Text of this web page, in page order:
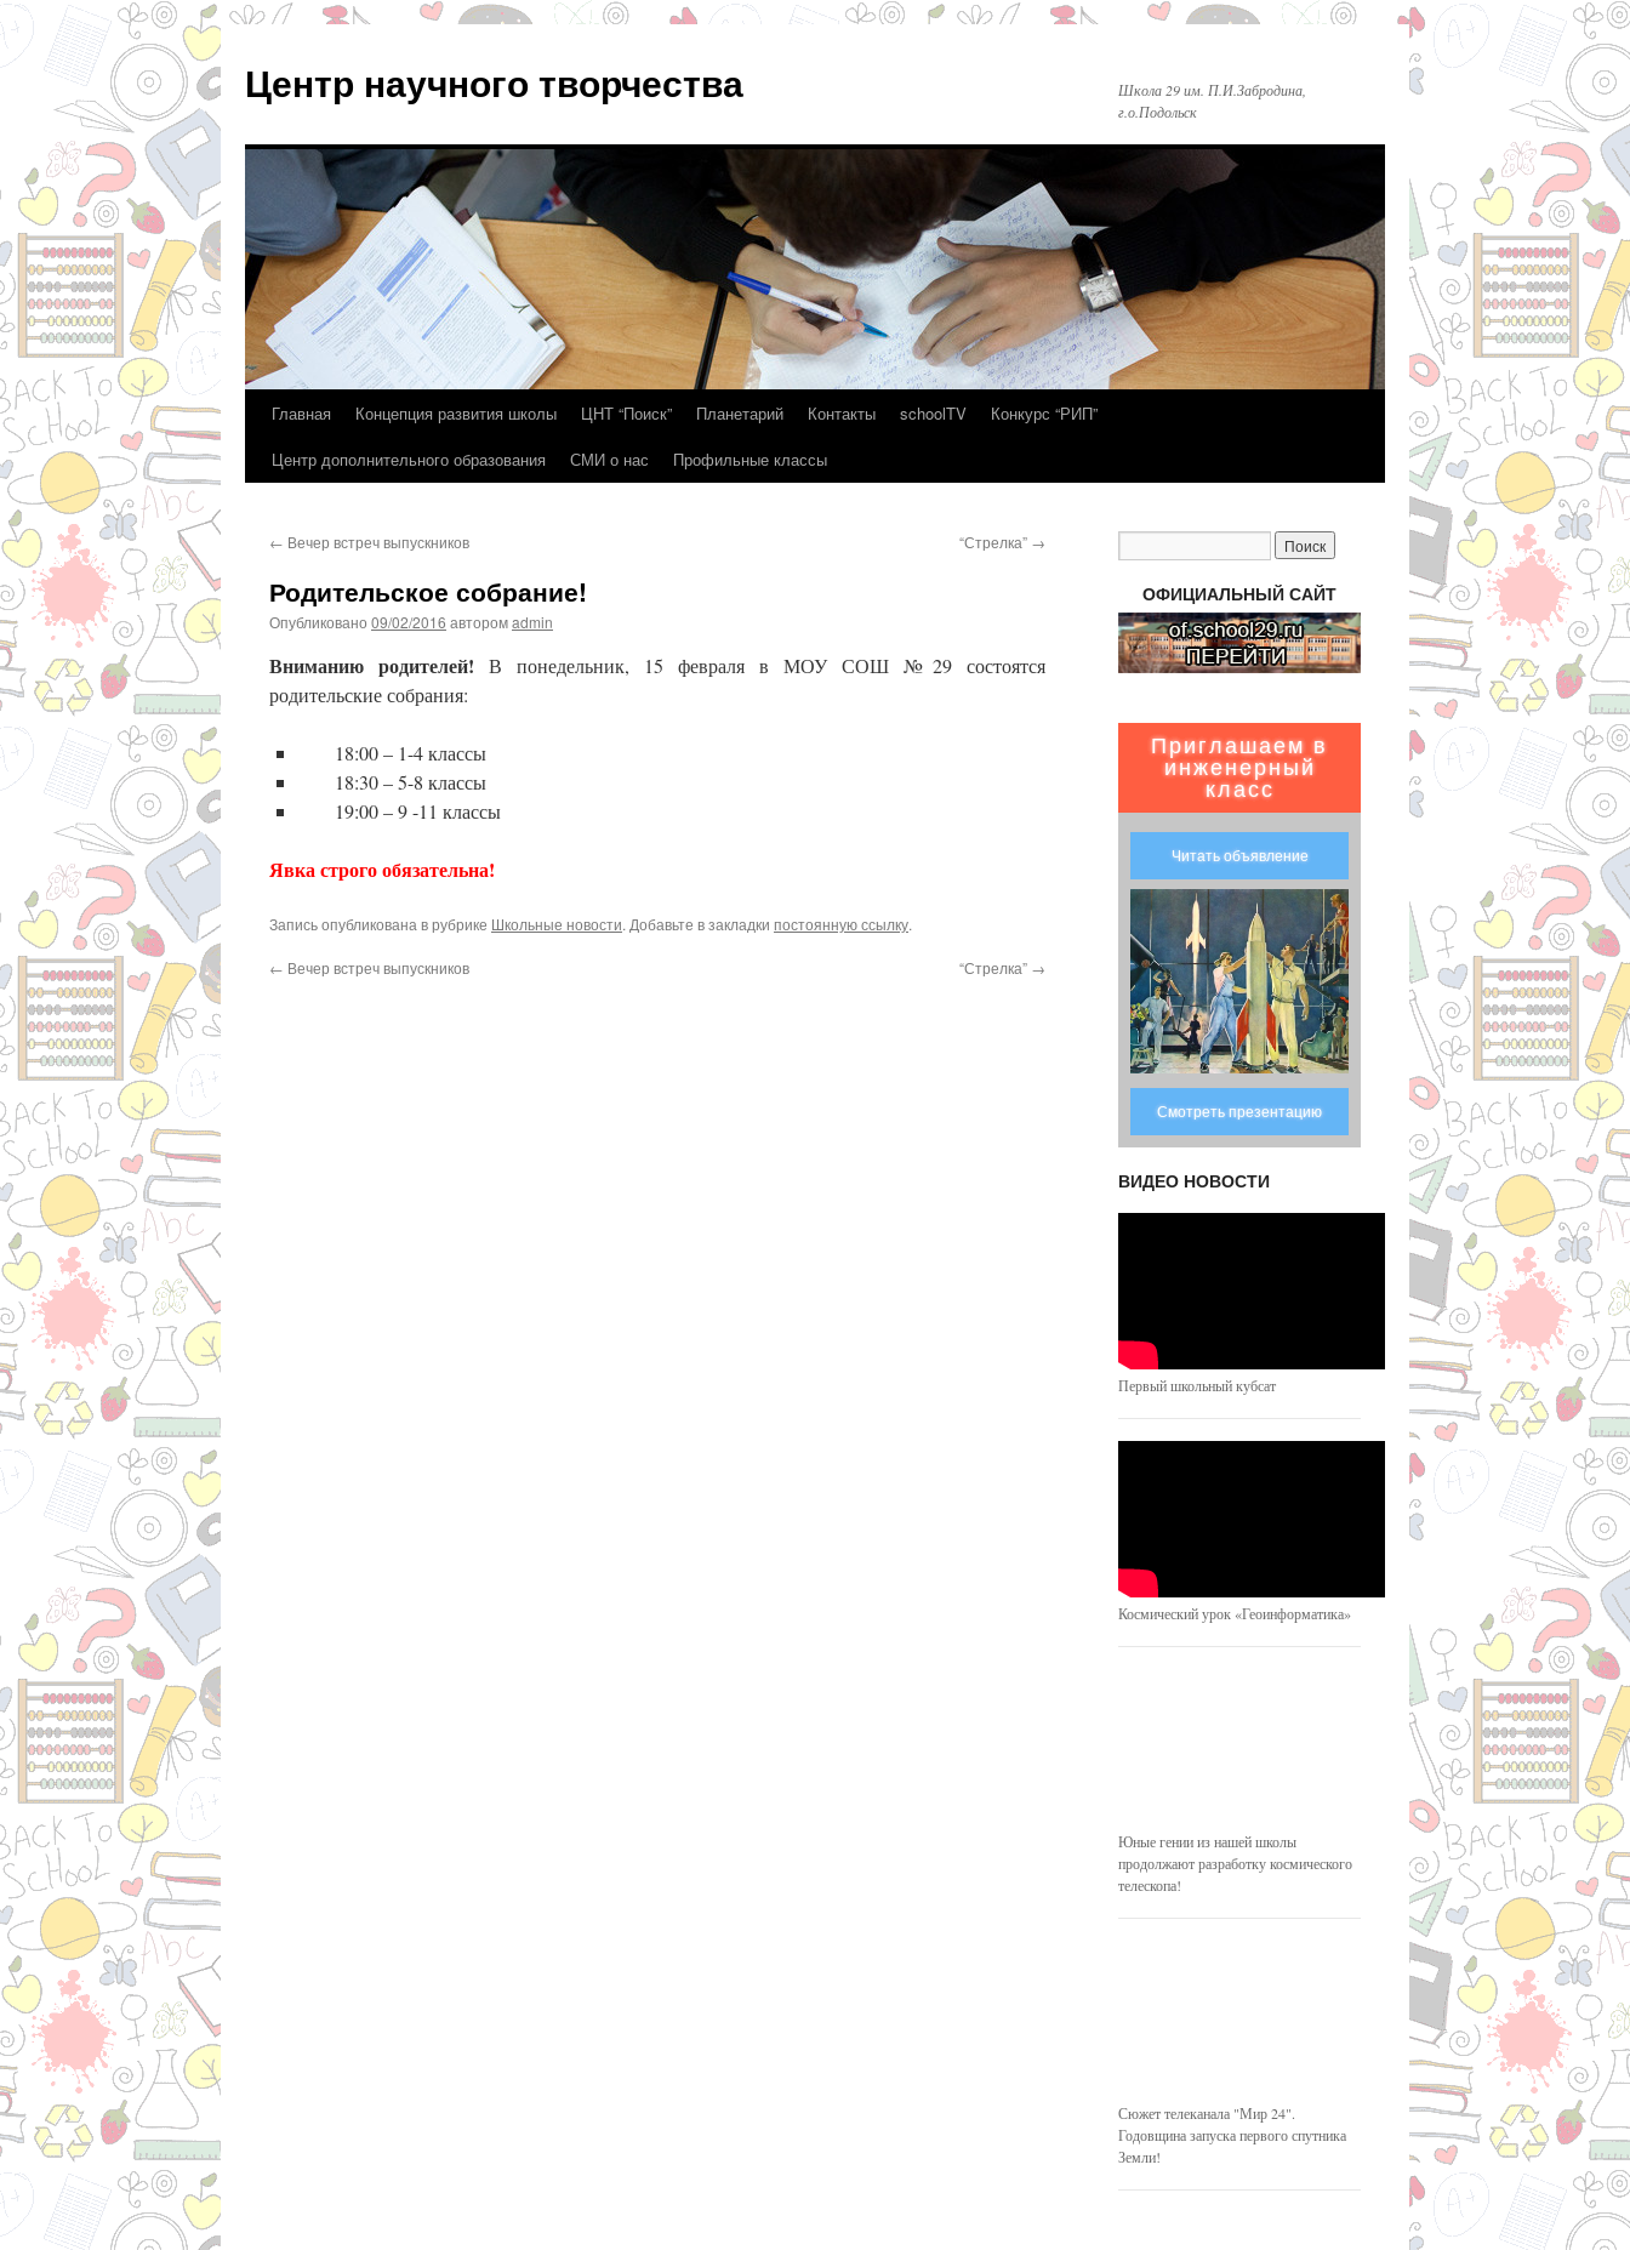
Центр научного творчества
Школа 29 им. П.И.Забродина,
г.о.Подольск
Перейти
Главная Концепция развития школы ЦНТ “Поиск” Планетарий Контакты schoolTV
Конкурс “РИП”
Центр дополнительного образования
СМИ о нас Профильные классы
← Вечер встреч выпускников “Стрелка” →
Родительское собрание!
Опубликовано 09/02/2016 авторомadmin
Вниманию родителей! В понедельник, 15 февраля в МОУ СОШ №29 состоятся
родительские собрания:
18:00 – 1-4 классы
18:30 – 5-8 классы
19:00 – 9 -11 классы
Явка строго обязательна!
Запись опубликована в рубрике Школьные новости. Добавьте в закладки постоянную ссылку.
← Вечер встреч выпускников “Стрелка” →
ОФИЦИАЛЬНЫЙ САЙТ
Приглашаем в
инженерный
класс
Читать объявление
Смотреть презентацию
ВИДЕО НОВОСТИ
Первый школьный кубсат
Космический урок «Геоинформатика»
Юные гении из нашей школы
продолжают разработку космического
телескопа!
Сюжет телеканала "Мир 24".
Годовщина запуска первого спутника
Земли!